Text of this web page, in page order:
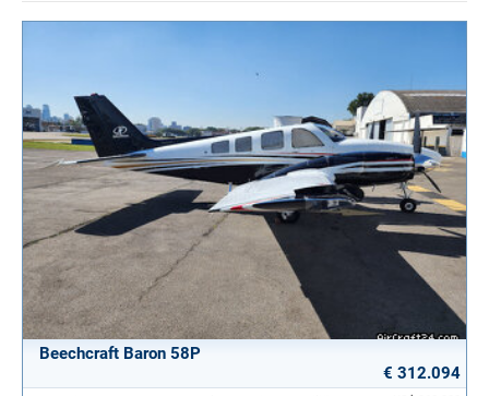
Beechcraft Baron 58P
€ 312.094